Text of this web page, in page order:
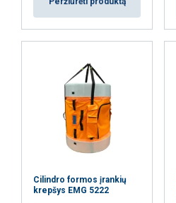
Cilindro formos įrankių
krepšys EMG 5222